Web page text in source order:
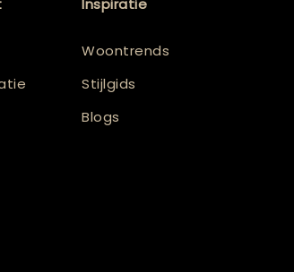
Inspiratie
Woontrends
Stijlgids
Blogs